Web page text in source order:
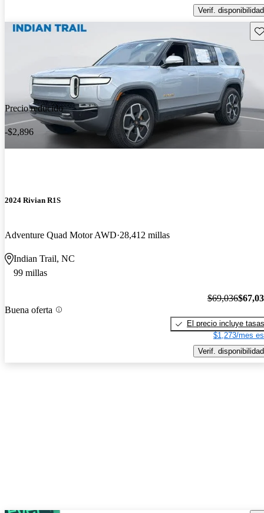
Verif. disponibilidad
Precio reducido
-$2,896
2024 Rivian R1S
Adventure Quad Motor AWD 28,412 millas
Indian Trail, NC
99 millas
Buena oferta
$69,036
El precio incluye tasas
$1,273/mes
Verif. disponibilidad